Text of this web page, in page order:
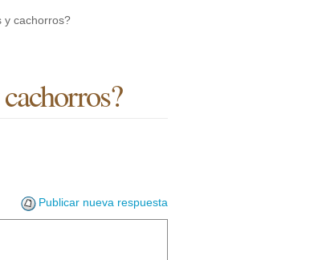
y cachorros?
Publicar nueva respuesta